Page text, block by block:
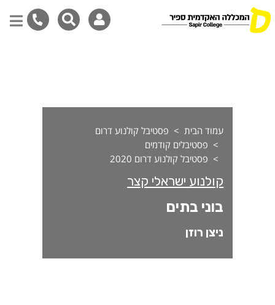
עמוד הבית
פסטיבל קולנוע דרום
פסטיבלים קודמים
פסטיבל קולנוע דרום 2020
קולנוע ישראלי קצר
בוני בתים
ניצן רוזן